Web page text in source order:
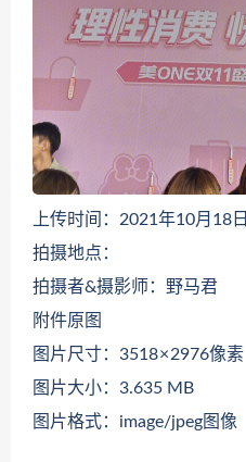
上传时间：2021年10月18日
拍摄地点：
拍摄者&摄影师：野马君
附件原图
图片尺寸：3518 × 2976像素
图片大小：3.635 MB
图片格式：image/jpeg图像